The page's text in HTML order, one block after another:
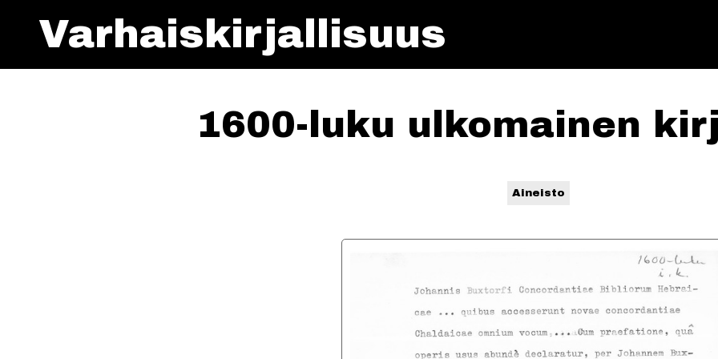
Varhaiskirjallisuus
1600-luku ulkomainen
Aineisto